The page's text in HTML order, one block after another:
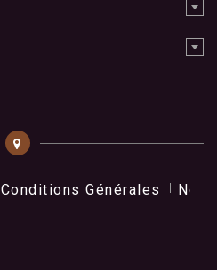
Conditions Générales Nos